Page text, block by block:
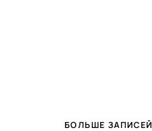
БОЛЬШЕ ЗАПИСЕЙ